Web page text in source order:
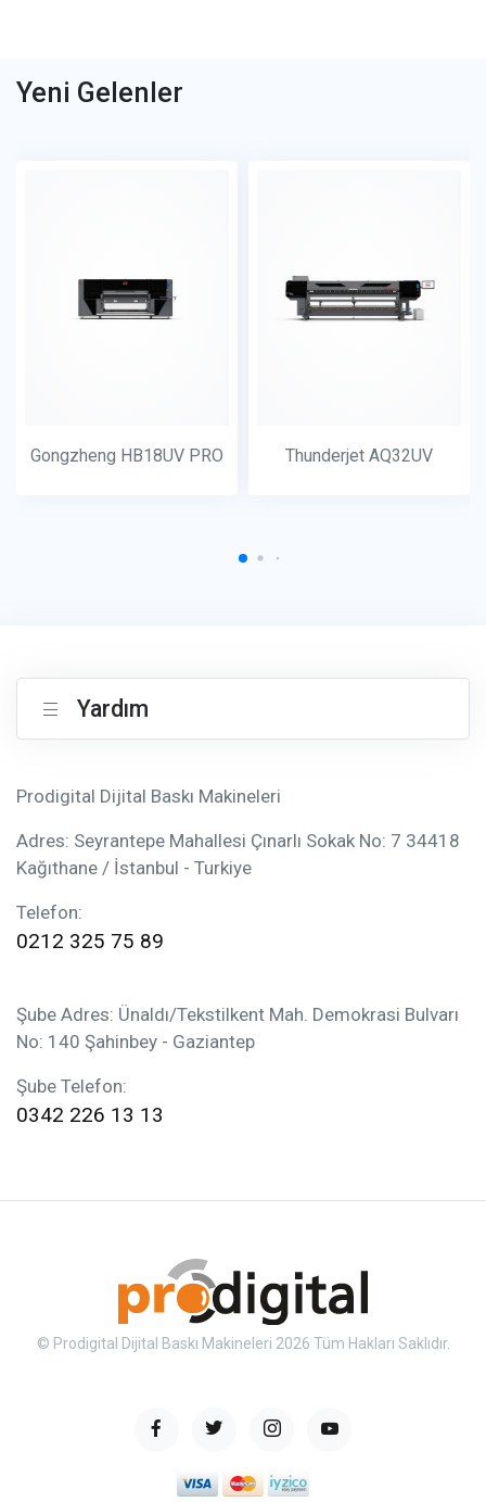
Yeni Gelenler
Gongzheng HB18UV PRO Thunderjet AQ32UV
Yardım
Prodigital Dijital Baskı Makineleri
Adres: Seyrantepe Mahallesi Çınarlı Sokak No: 7 34418
Kağıthane / İstanbul - Turkiye
Telefon:
0212 325 75 89
Şube Adres: Ünaldı/Tekstilkent Mah. Demokrasi Bulvarı
No: 140 Şahinbey - Gaziantep
Şube Telefon:
0342 226 13 13
© Prodigital Dijital Baskı Makineleri 2026 Tüm Hakları Saklıdır.